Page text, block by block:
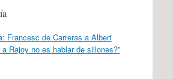
Francesc de Carreras a Albert
a Rajoy no es hablar de sillones?”